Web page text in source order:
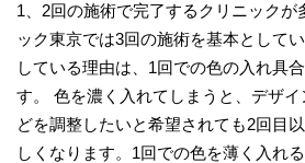
1、2回の施術で完了するクリニックが
ック東京では3回の施術を基本として
している理由は、1回での色の入れ具
す。 色を濃く入れてしまうと、デザ
どを調整したいと希望されても2回目
しくなります。1回での色を薄く入れ